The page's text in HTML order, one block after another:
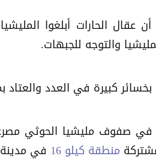
عقال الحارات أبلغوا
والتوجه للجبهات.
بخسائر كبيرة في العدد
صفوف مليشيا الحوثي
منطقة كيلو 16 في